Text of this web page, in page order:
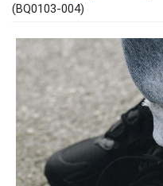
(BQ0103-004)